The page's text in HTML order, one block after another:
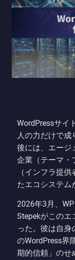
WordPressサイ
人の力だけで成
後には、エージ
企業（テーマ・
（インフラ提
たエコシステム
2026年3月、
Stepekがこのエ
った。彼は自身
のWordPress界
期的信頼」のせ